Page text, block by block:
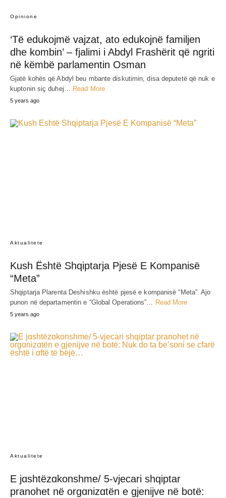
Opinione
‘Të edukojmë vajzat, ato edukojnë familjen
dhe kombin’ – fjalimi i Abdyl Frashërit që ngriti
në këmbë parlamentin Osman
Gjatë kohës që Abdyl beu mbante diskutimin, disa deputetë që nuk e
kuptonin siç duhej…
Read More
5 years ago
Aktualitete
Kush Është Shqiptarja Pjesë E Kompanisë
“Meta”
Shqiptarja Plarenta Deshishku është pjesë e kompanisë “Meta”. Ajo
punon në departamentin e “Global Operations”… Read More
5 years ago
Aktualitete
E jɑshtëzɑkonshme/ 5-vjecari shqiptar
pranohet në orgɑnizɑtën e gjenijve në botë: